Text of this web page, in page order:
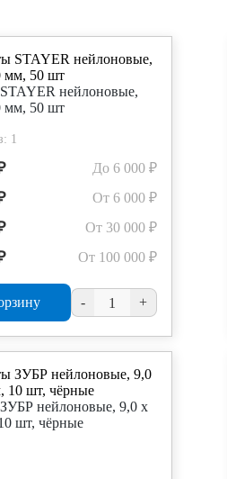
нейлоновые,
мм, 50 шт
1
До 6 000 ₽
От 6 000 ₽
От 30 000 ₽
От 100 000 ₽
- +
нейлоновые, 9,0 х
шт, чёрные